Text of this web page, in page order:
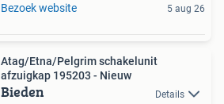
Bezoek website 5 aug 26
Atag/Etna/Pelgrim schakelunit
afzuigkap 195203 - Nieuw
Bieden Details